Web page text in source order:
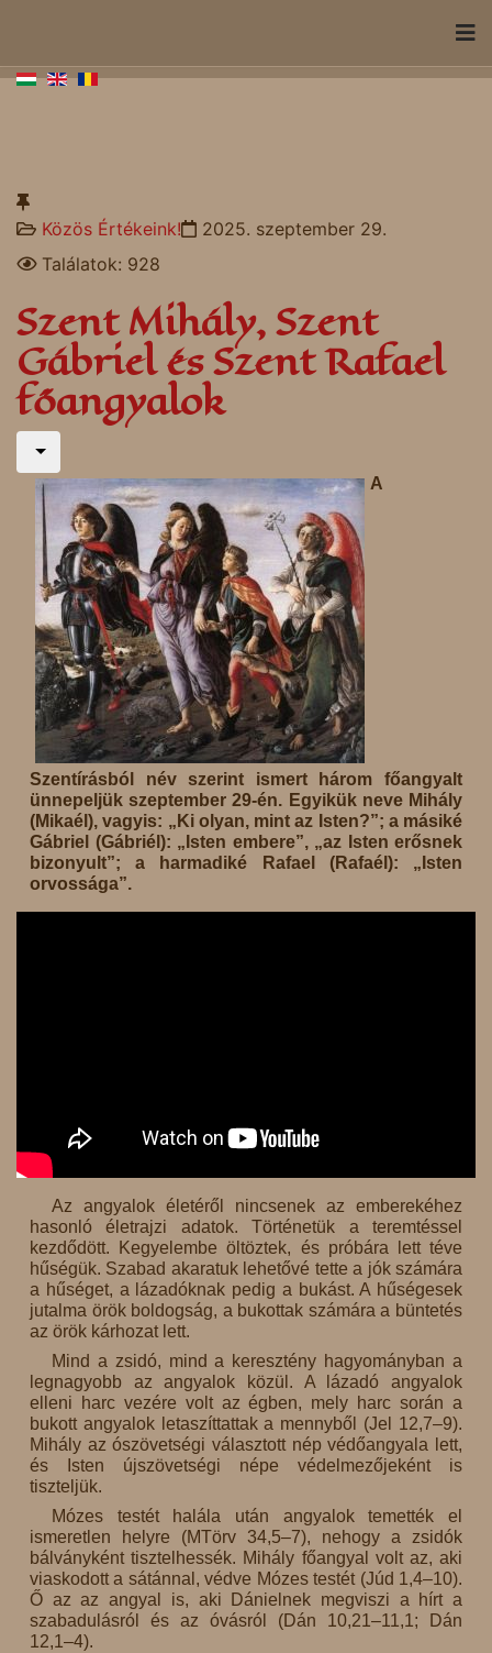
Közös Értékeink!
2025. szeptember 29.
Találatok: 928
Szent Mihály, Szent
Gábriel és Szent Rafael
főangyalok
A
Szentírásból név szerint ismert három főangyalt
ünnepeljük szeptember 29-én. Egyikük neve Mihály
(Mikaél), vagyis: „Ki olyan, mint az Isten?”; a másiké
Gábriel (Gábriél): „Isten embere”, „az Isten erősnek
bizonyult”; a harmadiké Rafael (Rafaél): „Isten
orvossága”.
Az angyalok életéről nincsenek az emberekéhez
hasonló életrajzi adatok. Történetük a teremtéssel
kezdődött. Kegyelembe öltöztek, és próbára lett téve
hűségük. Szabad akaratuk lehetővé tette a jók számára
a hűséget, a lázadóknak pedig a bukást. A hűségesek
jutalma örök boldogság, a bukottak számára a büntetés
az örök kárhozat lett.
Mind a zsidó, mind a keresztény hagyományban a
legnagyobb az angyalok közül. A lázadó angyalok
elleni harc vezére volt az égben, mely harc során a
bukott angyalok letaszíttattak a mennyből (Jel 12,7–9).
Mihály az ószövetségi választott nép védőangyala lett,
és Isten újszövetségi népe védelmezőjeként is
tiszteljük.
Mózes testét halála után angyalok temették el
ismeretlen helyre (MTörv 34,5–7), nehogy a zsidók
bálványként tisztelhessék. Mihály főangyal volt az, aki
viaskodott a sátánnal, védve Mózes testét (Júd 1,4–10).
Ő az az angyal is, aki Dánielnek megviszi a hírt a
szabadulásról és az óvásról (Dán 10,21–11,1; Dán
12,1–4).